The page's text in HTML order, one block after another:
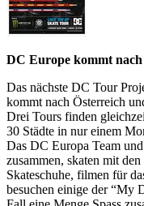
DC Europe kommt
Das nächste DC Tour
kommt nach Österreich
Drei Tours finden
30 Städte in nur einem
Das DC Europa Team
zusammen, skaten mit
Skateschuhe, filmen für
besuchen einige der “My